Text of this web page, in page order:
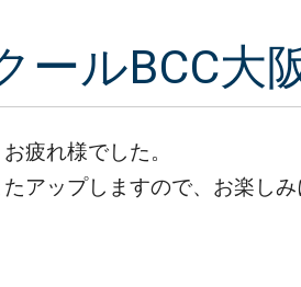
ールBCC大
疲れ様でした。
アップしますので、お楽しみ